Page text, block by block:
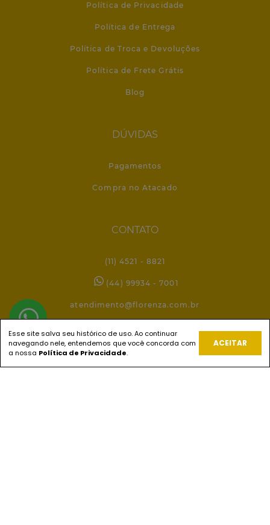
Política de Privacidade
Política de Entrega
Política de Troca e Devoluções
Política de Frete Grátis
Blog
DÚVIDAS
Pagamentos
Compra no Atacado
CONTATO
(11) 4521 - 8821
(44) 99934 - 7001
atendimento@florenza.com.br
REDES SOCIAIS
Esse site salva seu histórico de uso. Ao continuar
navegando nele, entendemos que você concorda com
a nossa Política de Privacidade.
ACEITAR